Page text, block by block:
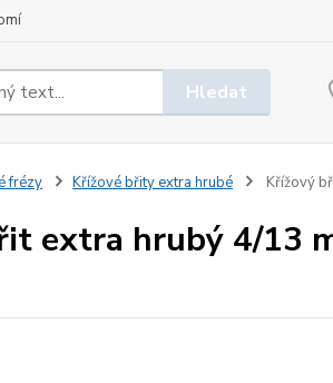
Hledat
frézy Křížové břity extra hrubé Křížový
extra hrubý 4/13